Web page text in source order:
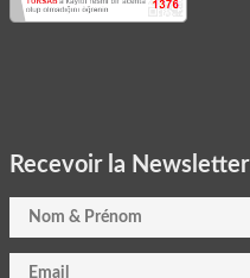
Recevoir la Newsletter